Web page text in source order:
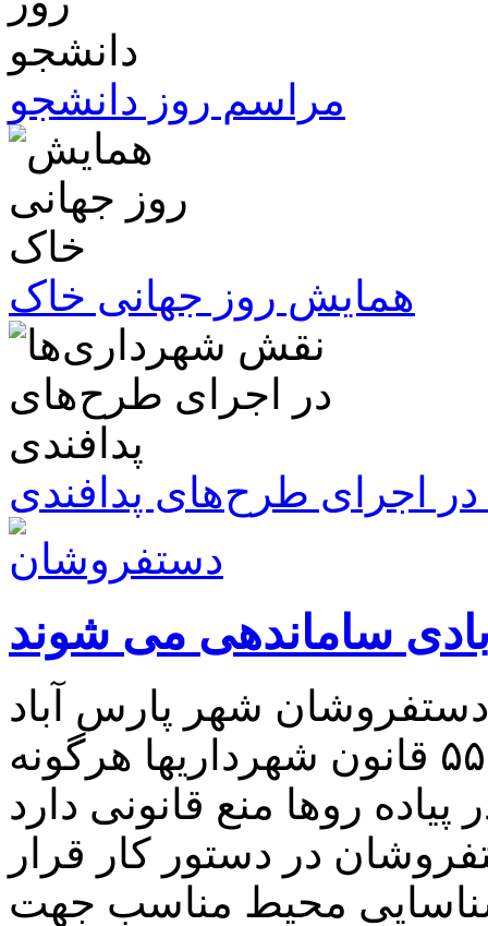
مراسم روز دانشجو
همایش روز جهانی خاک
اجرای طرح‌های پدافندی
ساماندهی می شوند
شهر پارس آباد
خبر داد و گفت: طبق ماده ۵۵ قانون شهرداریها هرگونه
روها منع قانونی دارد
در دستور کار قرار